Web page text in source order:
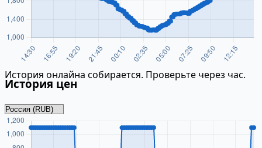
История онлайна собирается. Проверьте через час.
История цен